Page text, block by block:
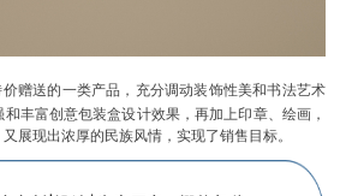
赠送的一类产品，充分调动装饰性美和书法艺术
丰富创意包装盒设计效果，再加上印章、绘画，
展现出浓厚的民族风情，实现了销售目标。